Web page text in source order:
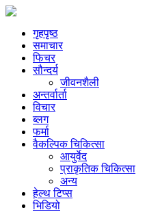
गृहपृष्ठ
समाचार
फिचर
सौन्दर्य
जीवनशैली
अन्तर्वार्ता
विचार
ब्लग
फर्मा
वैकल्पिक चिकित्सा
आयुर्वेद
प्राकृतिक चिकित्सा
अन्य
हेल्थ टिप्स
भिडियो